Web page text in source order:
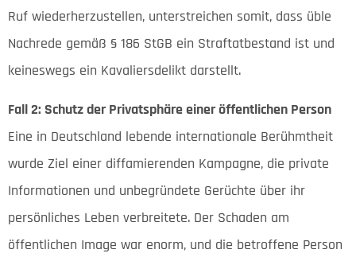
Ruf wiederherzustellen, unterstreichen somit, dass üble
Nachrede gemäß § 186 StGB ein Straftatbestand ist und
keineswegs ein Kavaliersdelikt darstellt.
Fall 2: Schutz der Privatsphäre einer öffentlichen Person
Eine in Deutschland lebende internationale Berühmtheit
wurde Ziel einer diffamierenden Kampagne, die private
Informationen und unbegründete Gerüchte über ihr
persönliches Leben verbreitete. Der Schaden am
öffentlichen Image war enorm, und die betroffene Person